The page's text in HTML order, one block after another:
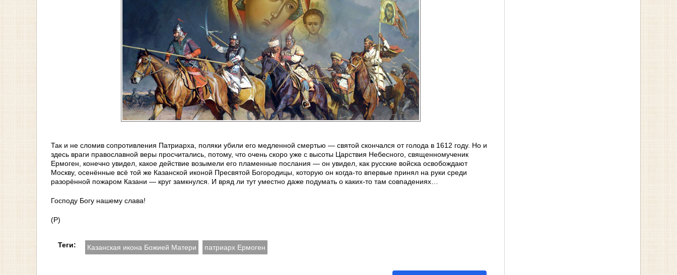
Так и не сломив сопротивления Патриарха, поляки убили его медленной смертью — святой скончался от голода в 1612 году. Но и
здесь враги православной веры просчитались, потому, что очень скоро уже с высоты Царствия Небесного, священномученик
Ермоген, конечно увидел, какое действие возымели его пламенные послания — он увидел, как русские войска освобождают
Москву, осенённые всё той же Казанской иконой Пресвятой Богородицы, которую он когда-то впервые принял на руки среди
разорённой пожаром Казани — круг замкнулся. И вряд ли тут уместно даже подумать о каких-то там совпадениях…
Господу Богу нашему слава!
(Р)
Теги: Казанская икона Божией Матери патриарх Ермоген